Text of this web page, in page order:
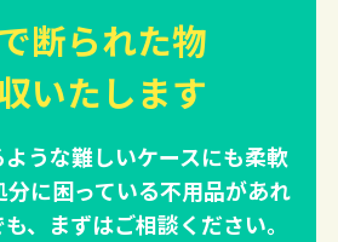
断られた物
いたします
うな難しいケースにも柔軟
分に困っている不用品があれ
、まずはご相談ください。